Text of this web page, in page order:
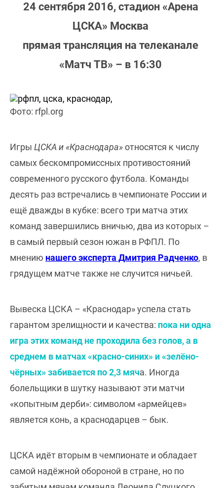
24 сентября 2016, стадион «Арена
ЦСКА» Москва
прямая трансляция на телеканале
«Матч ТВ» – в 16:30
Фото: rfpl.org
Игры ЦСКА и «Краснодара»относятся к числу
самых бескомпромиссных противостояний
современного русского футбола. Команды
десять раз встречались в чемпионате России и
ещё дважды в кубке: всего три матча этих
команд завершились вничью, два из которых –
в самый первый сезон южан в РФПЛ. По
мнению нашего эксперта Дмитрия Радченко, в
грядущем матче также не случится ничьей.
Вывеска ЦСКА – «Краснодар» успела стать
гарантом зрелищности и качества: пока ни одна
игра этих команд не проходила без голов, а в
среднем в матчах «красно-синих» и «зелёно-
чёрных» забивается по 2,3 мяча. Иногда
болельщики в шутку называют эти матчи
«копытным дерби»: символом «армейцев»
является конь, а краснодарцев – бык.
ЦСКА идёт вторым в чемпионате и обладает
самой надёжной обороной в стране, но по